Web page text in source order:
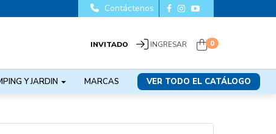
INVITADO INGRESAR 0
Y JARDIN MARCAS VER TODO EL CATÁLOGO
Contáctenos